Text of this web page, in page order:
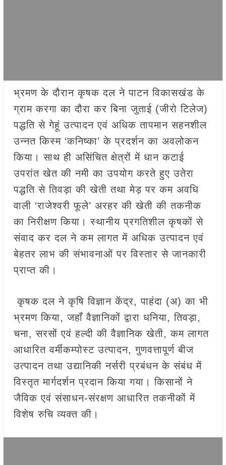
भ्रमण के दौरान कृषक दल ने पाटन विकासखंड के
ग्राम करगा का दौरा कर बिना जुताई (जीरो टिलेज)
पद्धति से गेहूं उत्पादन एवं अधिक तापमान सहनशील
उन्नत किस्म ‘कनिष्का’ के प्रदर्शन का अवलोकन
किया। साथ ही असिंचित क्षेत्रों में धान कटाई
उपरांत खेत की नमी का उपयोग करते हुए उतेरा
पद्धति से तिवड़ा की खेती तथा मेड़ पर कम अवधि
वाली ‘राजेश्वरी फूले’ अरहर की खेती की तकनीक
का निरीक्षण किया। स्थानीय प्रगतिशील कृषकों से
संवाद कर दल ने कम लागत में अधिक उत्पादन एवं
बेहतर लाभ की संभावनाओं पर विस्तार से जानकारी
प्राप्त की।
कृषक दल ने कृषि विज्ञान केंद्र, पाहंदा (अ) का भी
भ्रमण किया, जहाँ वैज्ञानिकों द्वारा धनिया, तिवड़ा,
चना, सरसों एवं हल्दी की वैज्ञानिक खेती, कम लागत
आधारित वर्मीकम्पोस्ट उत्पादन, गुणवत्तापूर्ण बीज
उत्पादन तथा उद्यानिकी नर्सरी प्रबंधन के संबंध में
विस्तृत मार्गदर्शन प्रदान किया गया। किसानों ने
जैविक एवं संसाधन-संरक्षण आधारित तकनीकों में
विशेष रुचि व्यक्त की।